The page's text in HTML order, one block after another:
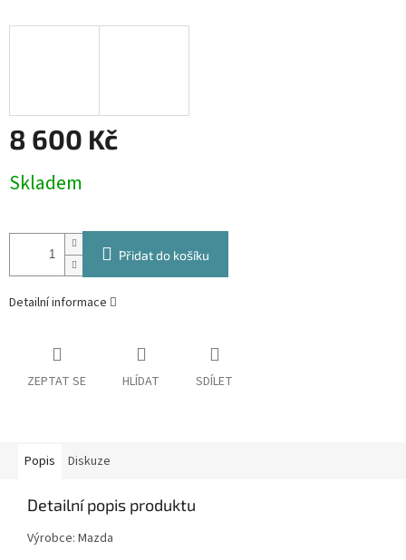
8 600 Kč
cena:
Skladem
Přidat do košíku
Detailní informace
ZEPTAT SE HLÍDAT SDÍLET
Popis Diskuze
Detailní popis produktu
Výrobce: Mazda